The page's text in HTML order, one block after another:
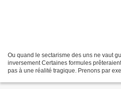
Ou quand le sectarisme des uns ne vaut
inversement Certaines formules
pas à une réalité tragique. Prenons par